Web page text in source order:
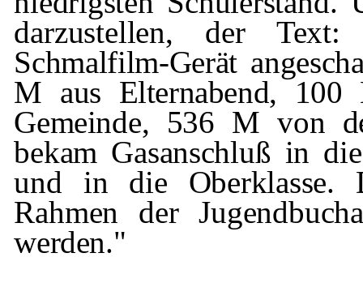
darzustellen, der
Schmalfilm-Gerät
M aus Elternabend,
Gemein­de, 536 M von
bekam Gasanschluß in
und in die Oberklasse.
Rahmen der
werden."